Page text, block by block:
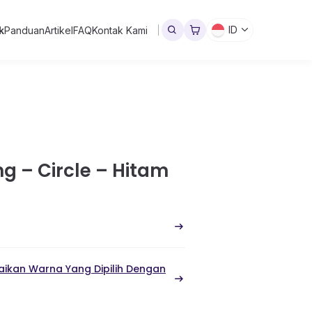
PanduanArtikelFAQKontak Kami ID
– Circle – Hitam
Warna Yang Dipilih Dengan